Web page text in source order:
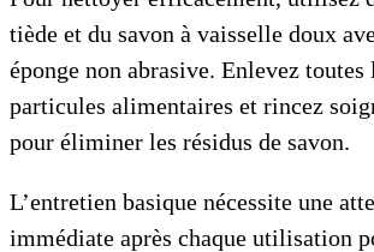
tiède et du savon à vaisselle doux
éponge non abrasive. Enlevez toutes
particules alimentaires et rincez
pour éliminer les résidus de savon.
L’entretien basique nécessite une
immédiate après chaque utilisation